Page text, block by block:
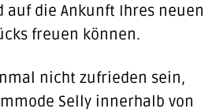
die Ankunft Ihres neuen
freuen können.
nicht zufrieden sein,
Selly innerhalb von